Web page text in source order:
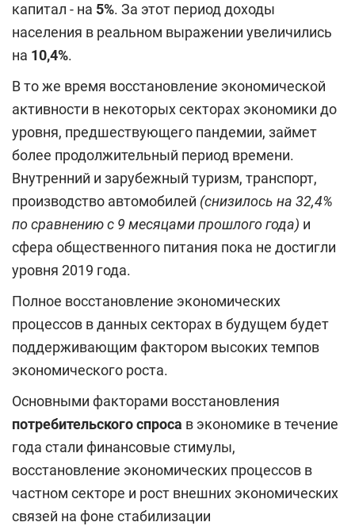
капитал - на 5%. За этот период доходы
населения в реальном выражении увеличились
на 10,4%.
В то же время восстановление экономической
активности в некоторых секторах экономики до
уровня, предшествующего пандемии, займет
более продолжительный период времени.
Внутренний и зарубежный туризм, транспорт,
производство автомобилей (снизилось на 32,4%
по сравнению с 9 месяцами прошлого года) и
сфера общественного питания пока не достигли
уровня 2019 года.
Полное восстановление экономических
процессов в данных секторах в будущем будет
поддерживающим фактором высоких темпов
экономического роста.
Основными факторами восстановления
потребительского спроса в экономике в течение
года стали финансовые стимулы,
восстановление экономических процессов в
частном секторе и рост внешних экономических
связей на фоне стабилизации